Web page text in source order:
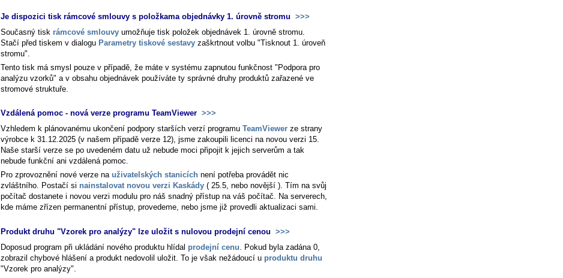
Je dispozici tisk rámcové smlouvy s položkama objednávky 1. úrovně stromu >>>
Současný tisk rámcové smlouvy umožňuje tisk položek objednávek 1. úrovně stromu.
Stačí před tiskem v dialogu Parametry tiskové sestavy zaškrtnout volbu "Tisknout 1. úroveň
stromu".
Tento tisk má smysl pouze v případě, že máte v systému zapnutou funkčnost "Podpora pro
analýzu vzorků" a v obsahu objednávek používáte ty správné druhy produktů zařazené ve
stromové struktuře.
Vzdálená pomoc - nová verze programu TeamViewer >>>
Vzhledem k plánovanému ukončení podpory starších verzí programu TeamViewer ze strany
výrobce k 31.12.2025 (v našem případě verze 12), jsme zakoupili licenci na novou verzi 15.
Naše starší verze se po uvedeném datu už nebude moci připojit k jejich serverům a tak
nebude funkční ani vzdálená pomoc.
Pro zprovoznění nové verze na uživatelských stanicích není potřeba provádět nic
zvláštního. Postačí si nainstalovat novou verzi Kaskády ( 25.5, nebo novější ). Tím na svůj
počítač dostanete i novou verzi modulu pro náš snadný přístup na váš počítač. Na serverech,
kde máme zřízen permanentní přístup, provedeme, nebo jsme již provedli aktualizaci sami.
Produkt druhu "Vzorek pro analýzy" lze uložit s nulovou prodejní cenou >>>
Doposud program při ukládání nového produktu hlídal prodejní cenu . Pokud byla zadána 0,
zobrazil chybové hlášení a produkt nedovolil uložit. To je však nežádoucí u produktu druhu
"Vzorek pro analýzy".